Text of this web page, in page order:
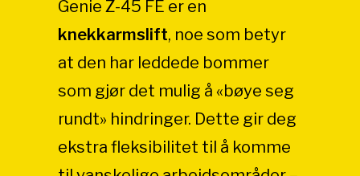
Genie Z-45 FE er en
knekkarmslift, noe som betyr
at den har leddede bommer
som gjør det mulig å «bøye seg
rundt» hindringer. Dette gir deg
ekstra fleksibilitet til å komme